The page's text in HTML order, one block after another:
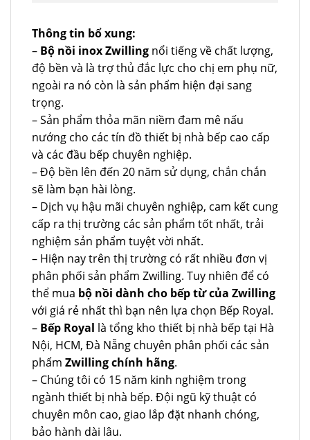
Thông tin bổ xung:
– Bộ nồi inox Zwilling nổi tiếng về chất lượng,
độ bền và là trợ thủ đắc lực cho chị em phụ nữ,
ngoài ra nó còn là sản phẩm hiện đại sang
trọng.
– Sản phẩm thỏa mãn niềm đam mê nấu
nướng cho các tín đồ thiết bị nhà bếp cao cấp
và các đầu bếp chuyên nghiệp.
– Độ bền lên đến 20 năm sử dụng, chắn chắn
sẽ làm bạn hài lòng.
– Dịch vụ hậu mãi chuyên nghiệp, cam kết cung
cấp ra thị trường các sản phẩm tốt nhất, trải
nghiệm sản phẩm tuyệt vời nhất.
– Hiện nay trên thị trường có rất nhiều đơn vị
phân phối sản phẩm Zwilling. Tuy nhiên để có
thể mua bộ nồi dành cho bếp từ của Zwilling
với giá rẻ nhất thì bạn nên lựa chọn Bếp Royal.
– Bếp Royal là tổng kho thiết bị nhà bếp tại Hà
Nội, HCM, Đà Nẵng chuyên phân phối các sản
phẩm Zwilling chính hãng.
– Chúng tôi có 15 năm kinh nghiệm trong
ngành thiết bị nhà bếp. Đội ngũ kỹ thuật có
chuyên môn cao, giao lắp đặt nhanh chóng,
bảo hành dài lâu.